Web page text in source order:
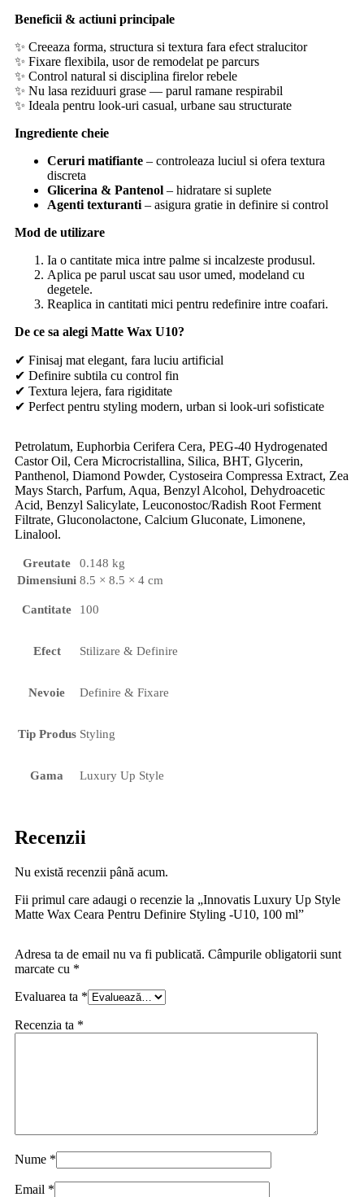
Beneficii & actiuni principale
✨ Creeaza forma, structura si textura fara efect stralucitor
✨ Fixare flexibila, usor de remodelat pe parcurs
✨ Control natural si disciplina firelor rebele
✨ Nu lasa reziduuri grase — parul ramane respirabil
✨ Ideala pentru look-uri casual, urbane sau structurate
Ingrediente cheie
Ceruri matifiante – controleaza luciul si ofera textura
discreta
Glicerina & Pantenol – hidratare si suplete
Agenti texturanti – asigura gratie in definire si control
Mod de utilizare
Ia o cantitate mica intre palme si incalzeste produsul.
Aplica pe parul uscat sau usor umed, modeland cu
degetele.
Reaplica in cantitati mici pentru redefinire intre coafari.
De ce sa alegi Matte Wax U10?
✔ Finisaj mat elegant, fara luciu artificial
✔ Definire subtila cu control fin
✔ Textura lejera, fara rigiditate
✔ Perfect pentru styling modern, urban si look-uri sofisticate
Petrolatum, Euphorbia Cerifera Cera, PEG-40 Hydrogenated
Castor Oil, Cera Microcristallina, Silica, BHT, Glycerin,
Panthenol, Diamond Powder, Cystoseira Compressa Extract, Zea
Mays Starch, Parfum, Aqua, Benzyl Alcohol, Dehydroacetic
Acid, Benzyl Salicylate, Leuconostoc/Radish Root Ferment
Filtrate, Gluconolactone, Calcium Gluconate, Limonene,
Linalool.
Greutate
0.148 kg
Dimensiuni 8.5 × 8.5 × 4 cm
Cantitate 100
Efect Stilizare & Definire
Nevoie Definire & Fixare
Tip Produs Styling
Gama Luxury Up Style
Recenzii
Nu există recenzii până acum.
Fii primul care adaugi o recenzie la „Innovatis Luxury Up Style
Matte Wax Ceara Pentru Definire Styling -U10, 100 ml”
Adresa ta de email nu va fi publicată. Câmpurile obligatorii sunt
marcate cu *
Evaluarea ta *
Recenzia ta *
Nume *
Email *